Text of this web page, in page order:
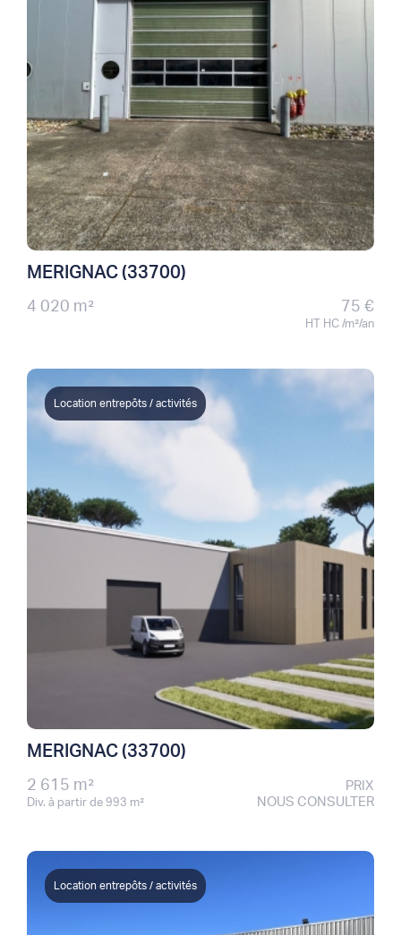
MERIGNAC (33700)
4 020 m² 75 €
HT HC /m²/an
Location entrepôts / activités
MERIGNAC (33700)
2 615 m²
Div. à partir de 993 m²
PRIX
NOUS CONSULTER
Location entrepôts / activités